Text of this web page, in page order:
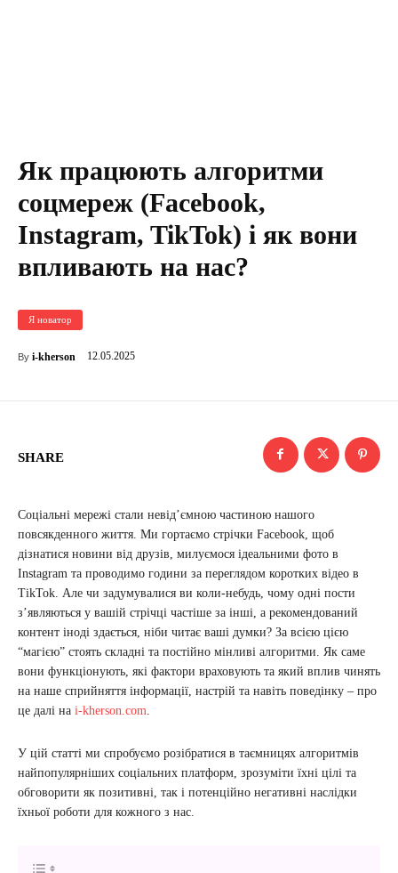
Як працюють алгоритми
соцмереж (Facebook,
Instagram, TikTok) і як вони
впливають на нас?
Я новатор
By i-kherson 12.05.2025
SHARE
Соціальні мережі стали невід’ємною частиною нашого
повсякденного життя. Ми гортаємо стрічки Facebook, щоб
дізнатися новини від друзів, милуємося ідеальними фото в
Instagram та проводимо години за переглядом коротких відео в
TikTok. Але чи задумувалися ви коли-небудь, чому одні пости
з’являються у вашій стрічці частіше за інші, а рекомендований
контент іноді здається, ніби читає ваші думки? За всією цією
“магією” стоять складні та постійно мінливі алгоритми. Як саме
вони функціонують, які фактори враховують та який вплив чинять
на наше сприйняття інформації, настрій та навіть поведінку – про
це далі на i-kherson.com
У цій статті ми спробуємо розібратися в таємницях алгоритмів
найпопулярніших соціальних платформ, зрозуміти їхні цілі та
обговорити як позитивні, так і потенційно негативні наслідки
їхньої роботи для кожного з нас.